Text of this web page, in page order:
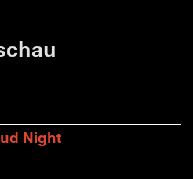
Night